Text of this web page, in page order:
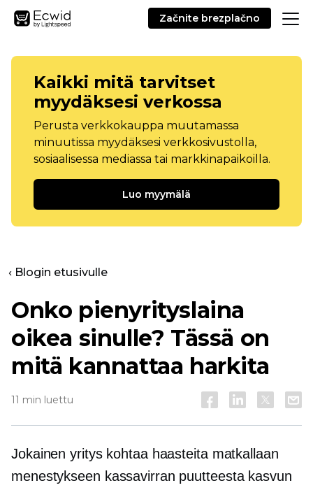
Začnite brezplačno
Kaikki mitä tarvitset
myydäksesi verkossa
Perusta verkkokauppa muutamassa
minuutissa myydäksesi verkkosivustolla,
sosiaalisessa mediassa tai markkinapaikoilla.
Luo myymälä
‹ Blogin etusivulle
Onko pienyrityslaina
oikea sinulle? Tässä on
mitä kannattaa harkita
11 min luettu
Jokainen yritys kohtaa haasteita matkallaan
menestykseen kassavirran puutteesta kasvun